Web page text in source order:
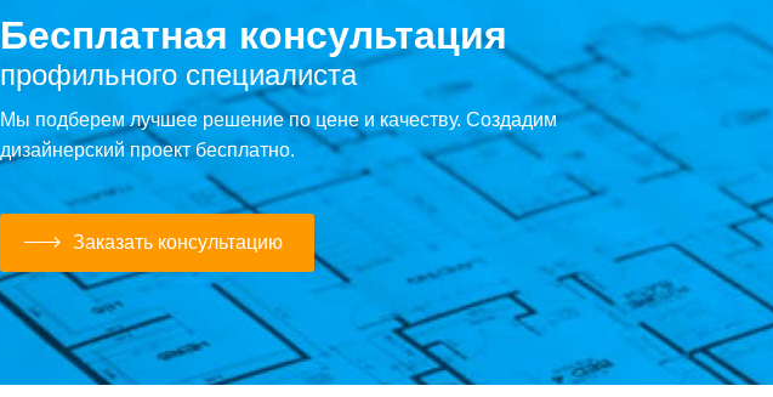
Бесплатная консультация
профильного специалиста
Мы подберем лучшее решение по цене и качеству. Создадим
дизайнерский проект бесплатно.
Заказать консультацию